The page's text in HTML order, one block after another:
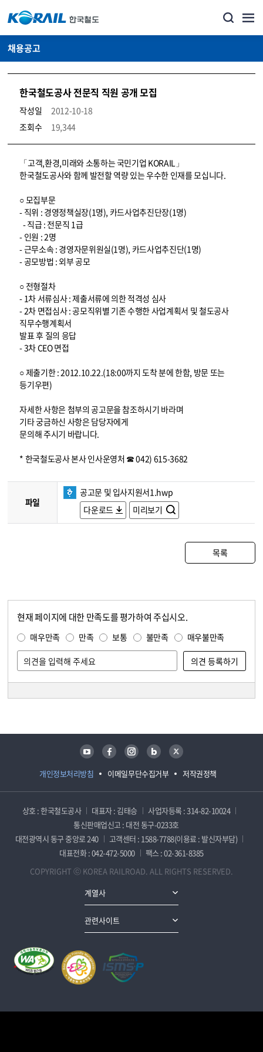
채용공고
한국철도공사 전문직 직원 공개 모집
작성일
2012-10-18
조회수
19,344
코레일소개_경영공시_채용공고 상세보기 – 내용, 파일, 담당자 연락처로 구성
「고객,환경,미래와 소통하는 국민기업 KORAIL」
한국철도공사와 함께 발전할 역량 있는 우수한 인재를 모십니다.
○ 모집부문
- 직위 : 경영정책실장(1명), 카드사업추진단장(1명)
- 직급 : 전문직 1급
- 인원 : 2명
- 근무소속 : 경영자문위원실(1명), 카드사업추진단(1명)
- 공모방법 : 외부 공모
○ 전형절차
- 1차 서류심사 : 제출서류에 의한 적격성 심사
- 2차 면접심사 : 공모직위별 기존 수행한 사업계획서 및 철도공사
직무수행계획서
발표 후 질의 응답
- 3차 CEO 면접
○ 제출기한 : 2012.10.22.(18:00까지 도착 분에 한함, 방문 또는
등기우편)
자세한 사항은 첨부의 공고문을 참조하시기 바라며
기타 궁금하신 사항은 담당자에게
문의해 주시기 바랍니다.
* 한국철도공사 본사 인사운영처 ☎ 042) 615-3682
파일
공고문 및 입사지원서1.hwp
다운로드
미리보기
목록
현재 페이지에 대한 만족도를 평가하여 주십시오.
매우만족 만족 보통 불만족 매우불만족
개인정보처리방침 이메일무단수집거부 저작권정책
유튜브 페이스북 인스타그램 블로그 트위터
상호 : 한국철도공사 대표자 : 김태승
사업자등록 : 314-82-10024
통신판매업신고 : 대전 동구-0233호
대전광역시 동구 중앙로 240
고객센터 : 1588-7788(이용료 : 발신자부담)
대표전화 : 042-472-5000
팩스 : 02-361-8385
COPYRIGHT ⓒ KOREA RAILROAD. ALL RIGHTS RESERVED.
계열사
관련사이트